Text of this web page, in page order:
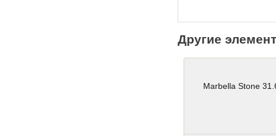
Другие
Marbella Stone